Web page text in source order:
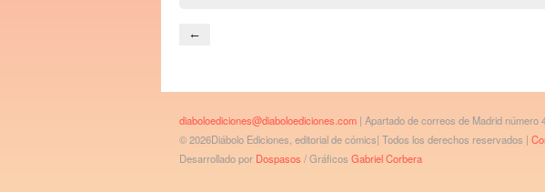
←
diaboloediciones@diaboloediciones.com | Apartado de correos de Madrid número
© 2026Diábolo Ediciones, editorial de cómics| Todos los derechos reservados |
Desarrollado por Dospasos / Gráficos Gabriel Corbera